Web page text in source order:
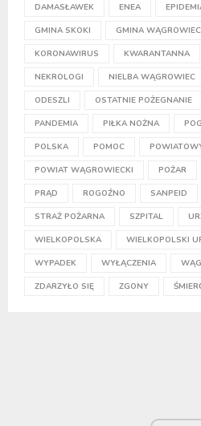
DAMASŁAWEK ENEA
GMINA SKOKI GMINA WĄGROWIEC
KORONAWIRUS KWARANTANNA
NEKROLOGI NIELBA WĄGROWIEC
ODESZLI OSTATNIE POŻEGNANIE
PANDEMIA PIŁKA NOŻNA
POLSKA POMOC
POWIAT WĄGROWIECKI POŻAR
PRĄD ROGOŹNO SANPEID
STRAŻ POŻARNA SZPITAL
WIELKOPOLSKA WIELKOPOLSKI
WYPADEK WYŁĄCZENIA
ZDARZYŁO SIĘ ZGONY